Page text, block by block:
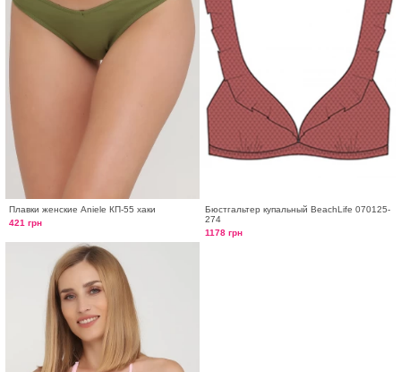
Плавки женские Aniele КП-55 хаки
421 грн
Бюстгальтер купальный BeachLife 070125-
274
1178 грн